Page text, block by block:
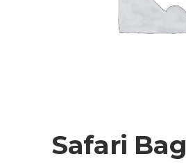
Safari Bag